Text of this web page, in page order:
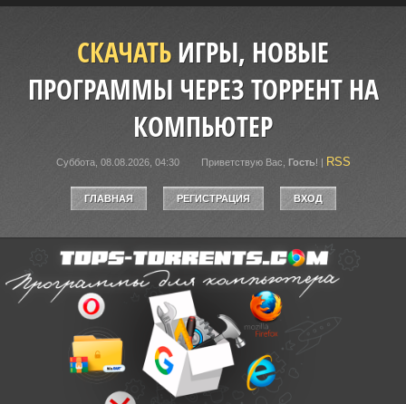
СКАЧАТЬИГРЫ, НОВЫЕ
ПРОГРАММЫ ЧЕРЕЗ ТОРРЕНТ НА
КОМПЬЮТЕР
Суббота, 08.08.2026, 04:30 Приветствую Вас Гость! | RSS
ГЛАВНАЯ РЕГИСТРАЦИЯ ВХОД